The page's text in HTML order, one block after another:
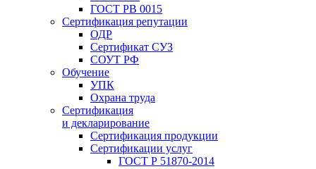
ГОСТ РВ 0015
Сертификация репутации
ОДР
Сертификат СУЗ
СОУТ РФ
Обучение
УПК
Охрана труда
Сертификация
и декларирование
Сертификация продукции
Сертификации услуг
ГОСТ Р 51870-2014